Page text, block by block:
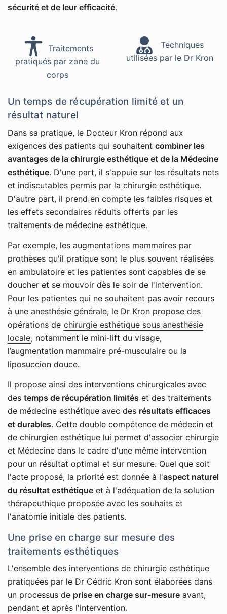
sécurité et de leur efficacité.
Traitements
pratiqués par zone du
corps
Techniques
utilisées par le Dr Kron
Un temps de récupération limité et un
résultat naturel
Dans sa pratique, le Docteur Kron répond aux
exigences des patients qui souhaitent combiner les
avantages de la chirurgie esthétique et de la Médecine
esthétique. D'une part, il s'appuie sur les résultats nets
et indiscutables permis par la chirurgie esthétique.
D'autre part, il prend en compte les faibles risques et
les effets secondaires réduits offerts par les
traitements de médecine esthétique.
Par exemple, les augmentations mammaires par
prothèses qu'il pratique sont le plus souvent réalisées
en ambulatoire et les patientes sont capables de se
doucher et se mouvoir dès le soir de l'intervention.
Pour les patientes qui ne souhaitent pas avoir recours
à une anesthésie générale, le Dr Kron propose des
opérations de chirurgie esthétique sous anesthésie
locale, notamment le mini-lift du visage,
l’augmentation mammaire pré-musculaire ou la
liposuccion douce.
Il propose ainsi des interventions chirurgicales avec
des temps de récupération limités et des traitements
de médecine esthétique avec des résultats efficaces
et durables. Cette double compétence de médecin et
de chirurgien esthétique lui permet d'associer chirurgie
et Médecine dans le cadre d'une même intervention
pour un résultat optimal et sur mesure. Quel que soit
l'acte proposé, la priorité est donnée à l'aspect naturel
du résultat esthétique et à l'adéquation de la solution
thérapeuthique proposée avec les souhaits et
l'anatomie initiale des patients.
Une prise en charge sur mesure des
traitements esthétiques
L'ensemble des interventions de chirurgie esthétique
pratiquées par le Dr Cédric Kron sont élaborées dans
un processus de prise en charge sur-mesure avant,
pendant et après l'intervention.